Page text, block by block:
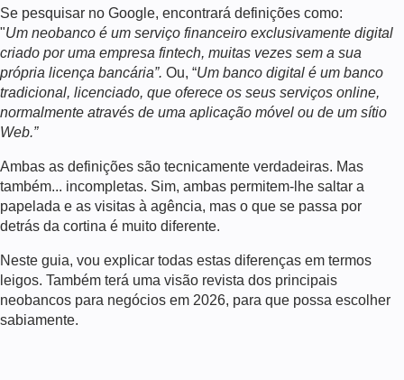
Se pesquisar no Google, encontrará definições como:
"Um neobanco é um serviço financeiro exclusivamente digital
criado por uma empresa fintech, muitas vezes sem a sua
própria licença bancária”. Ou, “Um banco digital é um banco
tradicional, licenciado, que oferece os seus serviços online,
normalmente através de uma aplicação móvel ou de um sítio
Web.”
Ambas as definições são tecnicamente verdadeiras. Mas
também... incompletas. Sim, ambas permitem-lhe saltar a
papelada e as visitas à agência, mas o que se passa por
detrás da cortina é muito diferente.
Neste guia, vou explicar todas estas diferenças em termos
leigos. Também terá uma visão revista dos principais
neobancos para negócios em 2026, para que possa escolher
sabiamente.